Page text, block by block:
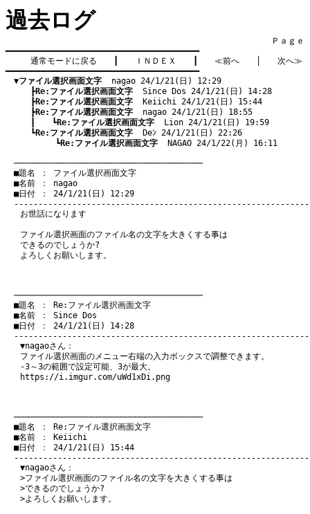
過去ログ
Ｐａｇｅ
━━━━━━━━━━━━━━━━━━━━━━━━━━━━━━━━━━━━━━━━
通常モードに戻る
ＩＮＤＥＸ ≪前へ
次へ≫
━━━━━━━━━━━━━━━━━━━━━━━━━━━━━━━━━━━━━━━━
▼ファイル選択画面文字
  nagao 24/1/21(日) 12:29
┣Re:ファイル選択画面文字
  Since Dos 24/1/21(日) 14:28
┣Re:ファイル選択画面文字
  Keiichi 24/1/21(日) 15:44
┣Re:ファイル選択画面文字
  nagao 24/1/21(日) 18:55
┃　　┗Re:ファイル選択画面文字
  Lion 24/1/21(日) 19:59
┗Re:ファイル選択画面文字
  Deﾝ 24/1/21(日) 22:26
┗Re:ファイル選択画面文字
  NAGAO 24/1/22(月) 16:11
───────────────────────────────────────
■題名 ： ファイル選択画面文字
■名前 ： nagao
■日付 ： 24/1/21(日) 12:29
お世話になります
ファイル選択画面のファイル名の文字を大きくする事は
できるのでしょうか?
よろしくお願いします。
───────────────────────────────────────
■題名 ： Re:ファイル選択画面文字
■名前 ： Since Dos
■日付 ： 24/1/21(日) 14:28
▼nagaoさん：
ファイル選択画面のメニュー右端の入力ボックスで調整できます。
-3～3の範囲で設定可能、3が最大。
https://i.imgur.com/uWd1xDi.png
───────────────────────────────────────
■題名 ： Re:ファイル選択画面文字
■名前 ： Keiichi
■日付 ： 24/1/21(日) 15:44
▼nagaoさん：
>ファイル選択画面のファイル名の文字を大きくする事は
>できるのでしょうか?
>よろしくお願いします。